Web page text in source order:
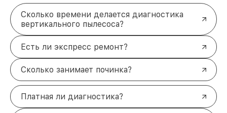
Сколько времени делается диагностика
вертикального пылесоса?
Есть ли экспресс ремонт?
Сколько занимает починка?
Платная ли диагностика?